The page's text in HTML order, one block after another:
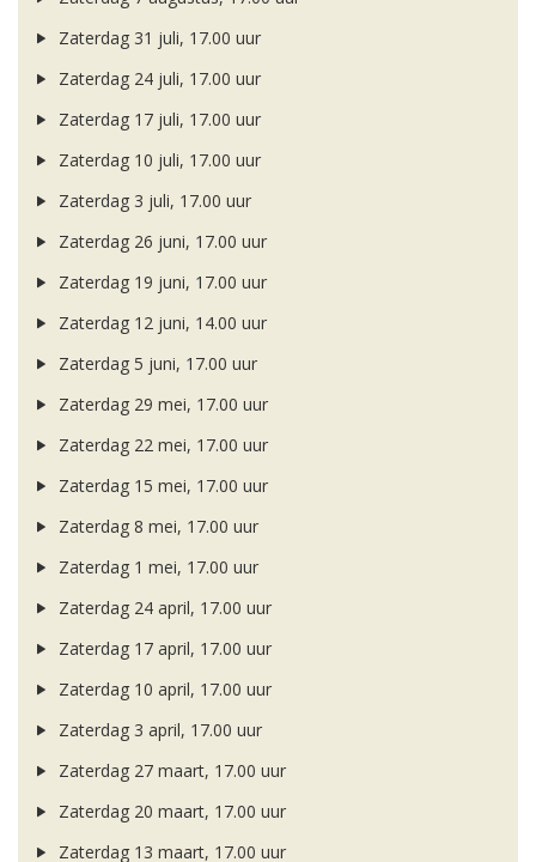
Zaterdag 31 juli, 17.00 uur
Zaterdag 24 juli, 17.00 uur
Zaterdag 17 juli, 17.00 uur
Zaterdag 10 juli, 17.00 uur
Zaterdag 3 juli, 17.00 uur
Zaterdag 26 juni, 17.00 uur
Zaterdag 19 juni, 17.00 uur
Zaterdag 12 juni, 14.00 uur
Zaterdag 5 juni, 17.00 uur
Zaterdag 29 mei, 17.00 uur
Zaterdag 22 mei, 17.00 uur
Zaterdag 15 mei, 17.00 uur
Zaterdag 8 mei, 17.00 uur
Zaterdag 1 mei, 17.00 uur
Zaterdag 24 april, 17.00 uur
Zaterdag 17 april, 17.00 uur
Zaterdag 10 april, 17.00 uur
Zaterdag 3 april, 17.00 uur
Zaterdag 27 maart, 17.00 uur
Zaterdag 20 maart, 17.00 uur
Zaterdag 13 maart, 17.00 uur